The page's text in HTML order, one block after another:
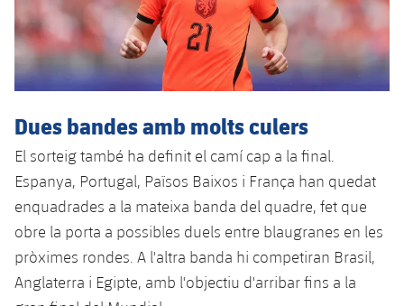
Dues bandes amb molts culers
El sorteig també ha definit el camí cap a la final.
Espanya, Portugal, Països Baixos i França han quedat
enquadrades a la mateixa banda del quadre, fet que
obre la porta a possibles duels entre blaugranes en les
pròximes rondes. A l'altra banda hi competiran Brasil,
Anglaterra i Egipte, amb l'objectiu d'arribar fins a la